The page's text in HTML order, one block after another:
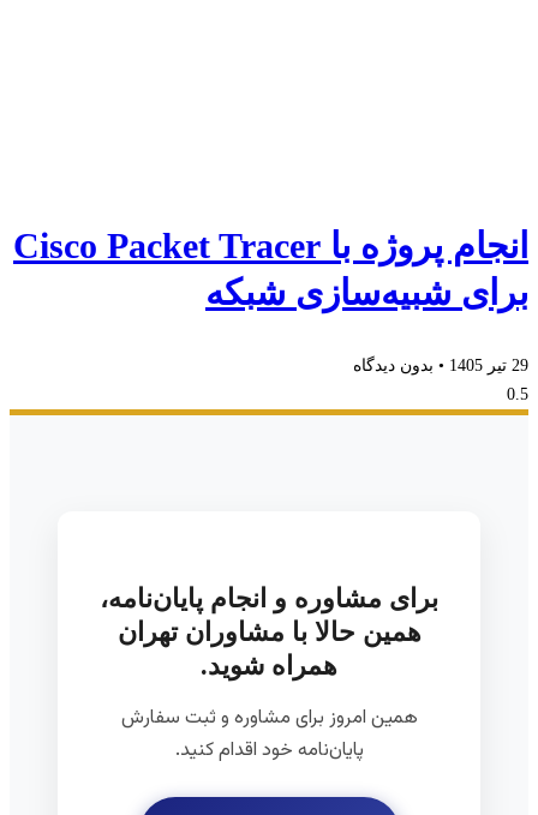
انجام پروژه با Cisco Packet Tracer
برای شبیه‌سازی شبکه
29 تیر 1405 بدون دیدگاه
برای مشاوره و انجام پایان‌نامه،
همین حالا با مشاوران تهران
همراه شوید.
همین امروز برای مشاوره و ثبت سفارش
پایان‌نامه خود اقدام کنید.